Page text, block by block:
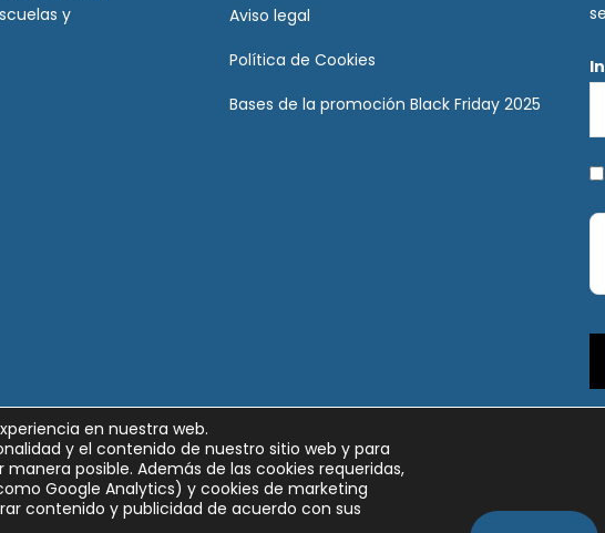
y
Aviso legal
Política de Cookies
Bases de la promoción Black Friday 2025
Copyright © 2026 Calculados | Diseño web: AZUL LIMÓN
en nuestra web.
y el contenido de nuestro sitio web y para
posible. Además de las cookies requeridas,
Google Analytics) y cookies de marketing
contenido y publicidad de acuerdo con sus